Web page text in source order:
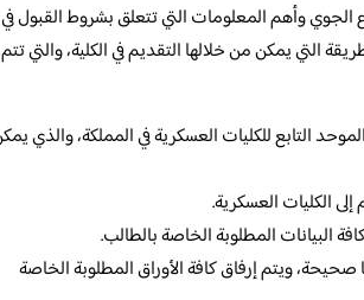
الجوي وأهم المعلومات التي تتعلق بشروط القبول في
التي يمكن من خلالها التقديم في الكلية، والتي تتم
التابع للكليات العسكرية في المملكة، والذي
الكليات العسكرية.
البيانات المطلوبة الخاصة بالطالب.
صحيحة، ويتم إرفاق كافة الأوراق المطلوبة الخاصة